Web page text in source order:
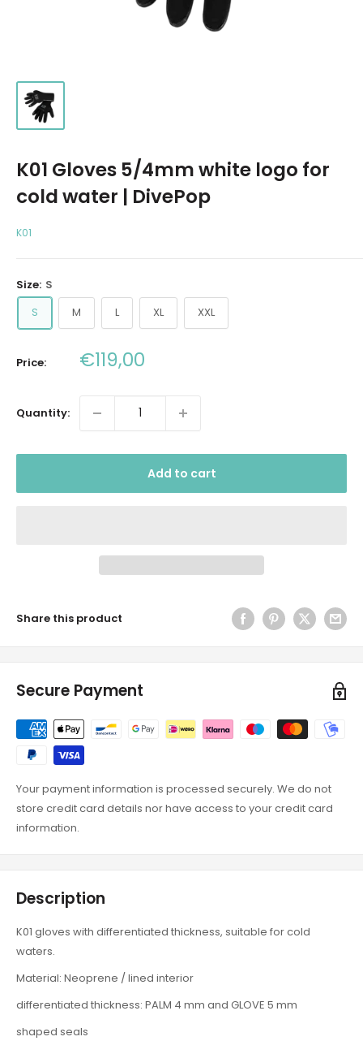
K01 Gloves 5/4mm white logo for
cold water | DivePop
K01
Size: S
S
M L XL XXL
Price: Sale
price
€119,00
Quantity:
Add to cart
Share this product
Secure Payment
Your payment information is processed securely. We do not
store credit card details nor have access to your credit card
information.
Description
K01 gloves with differentiated thickness, suitable for cold
waters.
Material: Neoprene / lined interior
differentiated thickness: PALM 4 mm and GLOVE 5 mm
shaped seals